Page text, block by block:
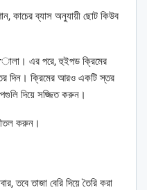
কাচের ব্যাস অনুযায়ী ছোট কিউব
এর পরে, হুইপড ক্রিমের
দিন। ক্রিমের আরও একটি স্তর
দিয়ে সজ্জিত করুন।
করুন।
তবে তাজা বেরি দিয়ে তৈরি করা